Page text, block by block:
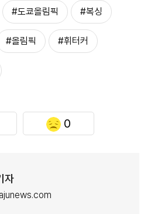
#도쿄올림픽 #복싱
#올림픽 #휘터커
0
자